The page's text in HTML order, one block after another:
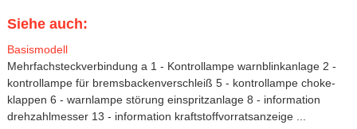
Siehe auch:
Basismodell
Mehrfachsteckverbindung a 1 - Kontrollampe warnblinkanlage 2 -
kontrollampe für bremsbackenverschleiß 5 - kontrollampe choke-
klappen 6 - warnlampe störung einspritzanlage 8 - information
drehzahlmesser 13 - information kraftstoffvorratsanzeige ...